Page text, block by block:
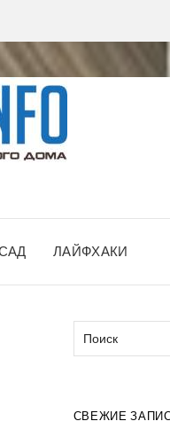
ЛАЙФХАКИ
СВЕЖИЕ